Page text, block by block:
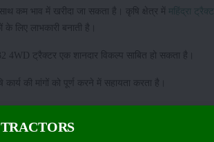
कम भाव में खरीदा जा सकता है। कृषि क्षेत्र में महिंद्रा
लिए लाभकारी बनाती है।
4WD ट्रैक्टर एक शानदार विकल्प साबित हो सकता है।
की मांगों को पूर्ण करने में सहायता करता है।
एवं 107.5 NM की अधिकतम टॉर्क उत्पन्न करता है, जिससे